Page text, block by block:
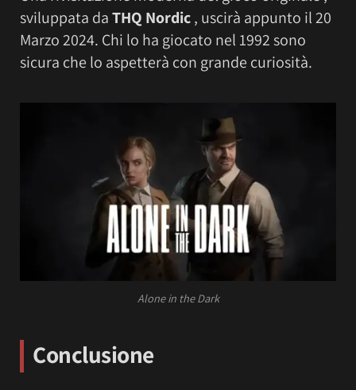
sviluppata daTHQ Nordic, uscirà appunto il 20
Marzo 2024. Chi lo ha giocato nel 1992 sono
sicura che lo aspetterà con grande curiosità.
Alone in the Dark
Conclusione